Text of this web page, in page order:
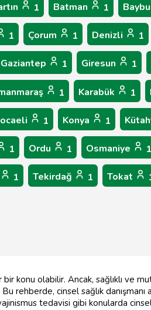
1 Batman 1
1 Çorum 1 Denizli 1
Gaziantep 1 Giresun 1
1 Karabük 1
1 Konya 1
1 Ordu 1 Osmaniye 1
1 Tekirdağ 1 Tokat
konu olabilir. Ancak, sağlıklı ve
rehberde, cinsel sağlık danışmanı
tedavisi gibi konularda